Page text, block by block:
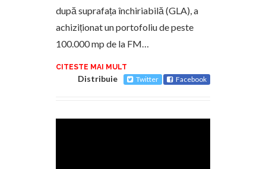
după suprafața închiriabilă (GLA), a
achiziționat un portofoliu de peste
100.000 mp de la FM…
CITESTE MAI MULT
Distribuie Twitter Facebook